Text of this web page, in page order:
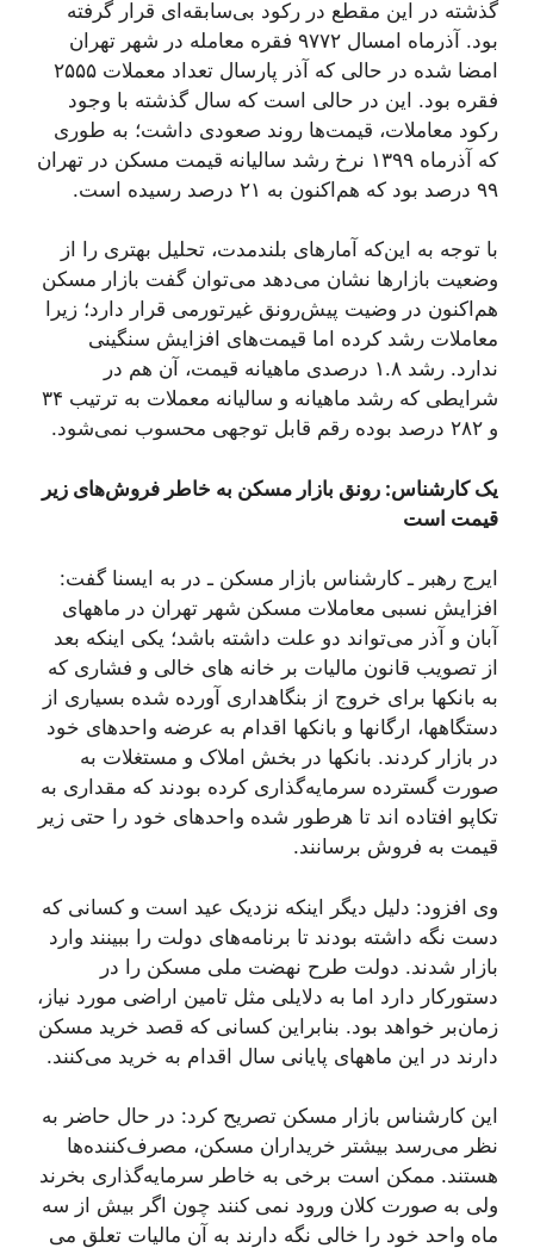
گذشته در این مقطع در رکود بی‌سابقه‌ای قرار گرفته
بود. آذرماه امسال ۹۷۷۲ فقره معامله در شهر تهران
امضا شده در حالی که آذر پارسال تعداد معملات ۲۵۵۵
فقره بود. این در حالی است که سال گذشته با وجود
رکود معاملات، قیمت‌ها روند صعودی داشت؛ به طوری
که آذرماه ۱۳۹۹ نرخ رشد سالیانه قیمت مسکن در تهران
۹۹ درصد بود که هم‌اکنون به ۲۱ درصد رسیده است.
با توجه به این‌که آمارهای بلندمدت، تحلیل بهتری را از
وضعیت بازارها نشان می‌دهد می‌توان گفت بازار مسکن
هم‌اکنون در وضیت پیش‌رونق غیرتورمی قرار دارد؛ زیرا
معاملات رشد کرده اما قیمت‌های افزایش سنگینی
ندارد. رشد ۱.۸ درصدی ماهیانه قیمت، آن هم در
شرایطی که رشد ماهیانه و سالیانه معملات به ترتیب ۳۴
و ۲۸۲ درصد بوده رقم قابل توجهی محسوب نمی‌شود.
یک کارشناس: رونق بازار مسکن به خاطر فروش‌های زیر
قیمت است
ایرج رهبر ـ کارشناس بازار مسکن ـ در به ایسنا گفت:
افزایش نسبی معاملات مسکن شهر تهران در ماههای
آبان و آذر می‌تواند دو علت داشته باشد؛ یکی اینکه بعد
از تصویب قانون مالیات بر خانه های خالی و فشاری که
به بانکها برای خروج از بنگاهداری آورده شده بسیاری از
دستگاهها، ارگانها و بانکها اقدام به عرضه واحدهای خود
در بازار کردند. بانکها در بخش املاک و مستغلات به
صورت گسترده سرمایه‌گذاری کرده بودند که مقداری به
تکاپو افتاده اند تا هرطور شده واحدهای خود را حتی زیر
قیمت به فروش برسانند.
وی افزود: دلیل دیگر اینکه نزدیک عید است و کسانی که
دست نگه داشته بودند تا برنامه‌های دولت را ببینند وارد
بازار شدند. دولت طرح نهضت ملی مسکن را در
دستورکار دارد اما به دلایلی مثل تامین اراضی مورد نیاز،
زمان‌بر خواهد بود. بنابراین کسانی که قصد خرید مسکن
دارند در این ماههای پایانی سال اقدام به خرید می‌کنند.
این کارشناس بازار مسکن تصریح کرد: در حال حاضر به
نظر می‌رسد بیشتر خریداران مسکن، مصرف‌کننده‌ها
هستند. ممکن است برخی به خاطر سرمایه‌گذاری بخرند
ولی به صورت کلان ورود نمی کنند چون اگر بیش از سه
ماه واحد خود را خالی نگه دارند به آن مالیات تعلق می